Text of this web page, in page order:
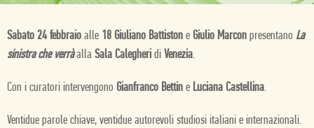
Sabato 24 febbraio alle 18 Giuliano Battiston e Giulio Marcon presentano La
sinistra che verràalla Sala Calegheri di Venezia.
Con i curatori intervengono Gianfranco Bettin e Luciana Castellina.
Ventidue parole chiave, ventidue autorevoli studiosi italiani e internazionali.